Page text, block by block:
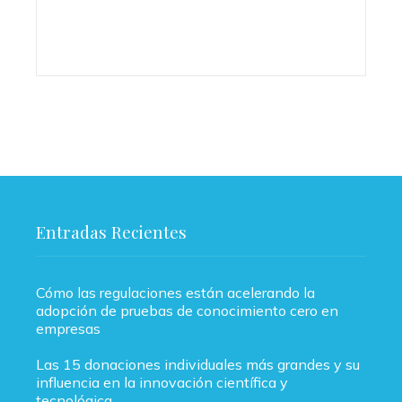
Entradas Recientes
Cómo las regulaciones están acelerando la
adopción de pruebas de conocimiento cero en
empresas
Las 15 donaciones individuales más grandes y su
influencia en la innovación científica y